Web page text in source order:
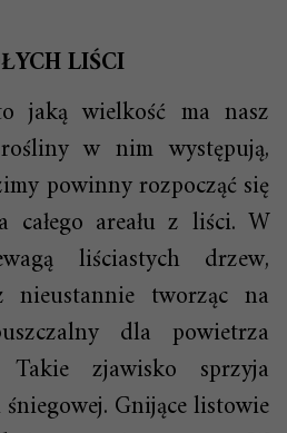
LIŚCI
jaką wielkość ma nasz
w nim występują,
powinny rozpocząć się
całego areału z liści. W
liściastych drzew,
nieustannie tworząc na
dla powietrza
zjawisko sprzyja
Gnijące listowie